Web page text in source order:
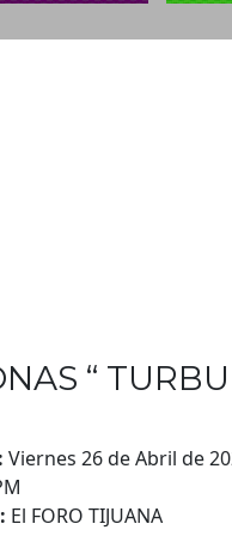
“
Viernes 26 de Abril de
El FORO TIJUANA